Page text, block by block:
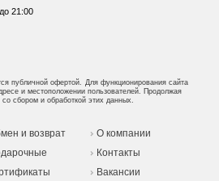
21:00
публичной офертой. Для функционирования сайта
и местоположении пользователей. Продолжая
сбором и обработкой этих данных.
и возврат
О компании
Контакты
Вакансии